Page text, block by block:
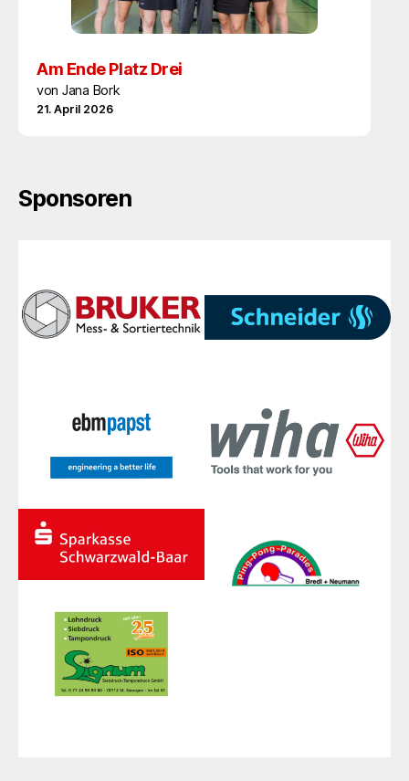
Am Ende Platz Drei
von Jana Bork
21. April 2026
Sponsoren